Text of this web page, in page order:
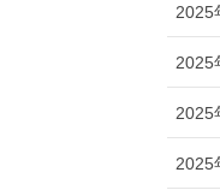
2025
2025
2025
2025